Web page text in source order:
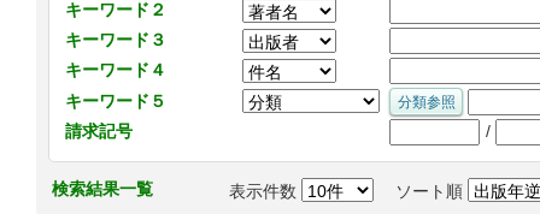
キーワード２
キーワード３
キーワード４
キーワード５
請求記号
/
検索結果一覧 表示件数 ソート順